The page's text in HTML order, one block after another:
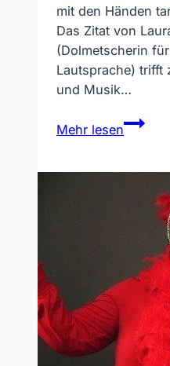
mit den Händen
Das Zitat von
(Dolmetscherin
Lautsprache) trifft
und Musik…
Mehr lesen
Grimme
Online
Laura